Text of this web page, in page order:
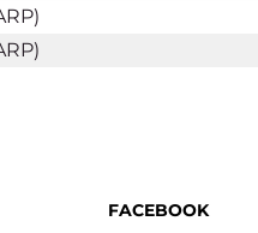
FACEBOOK